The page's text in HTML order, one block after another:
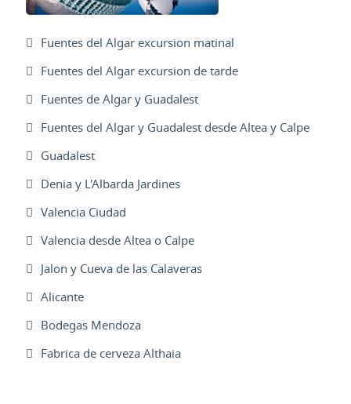
Fuentes del Algar excursion matinal
Fuentes del Algar excursion de tarde
Fuentes de Algar y Guadalest
Fuentes del Algar y Guadalest desde Altea y Calpe
Guadalest
Denia y L'Albarda Jardines
Valencia Ciudad
Valencia desde Altea o Calpe
Jalon y Cueva de las Calaveras
Alicante
Bodegas Mendoza
Fabrica de cerveza Althaia